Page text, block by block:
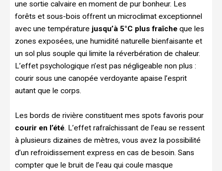
une sortie calvaire en moment de pur bonheur. Les
forêts et sous-bois offrent un microclimat exceptionnel
avec une température jusqu’à 5°C plus fraîche que les
zones exposées, une humidité naturelle bienfaisante et
un sol plus souple qui limite la réverbération de chaleur.
L’effet psychologique n’est pas négligeable non plus :
courir sous une canopée verdoyante apaise l’esprit
autant que le corps.
Les bords de rivière constituent mes spots favoris pour
courir en l’été. L’effet rafraîchissant de l’eau se ressent
à plusieurs dizaines de mètres, vous avez la possibilité
d’un refroidissement express en cas de besoin. Sans
compter que le bruit de l’eau qui coule masque